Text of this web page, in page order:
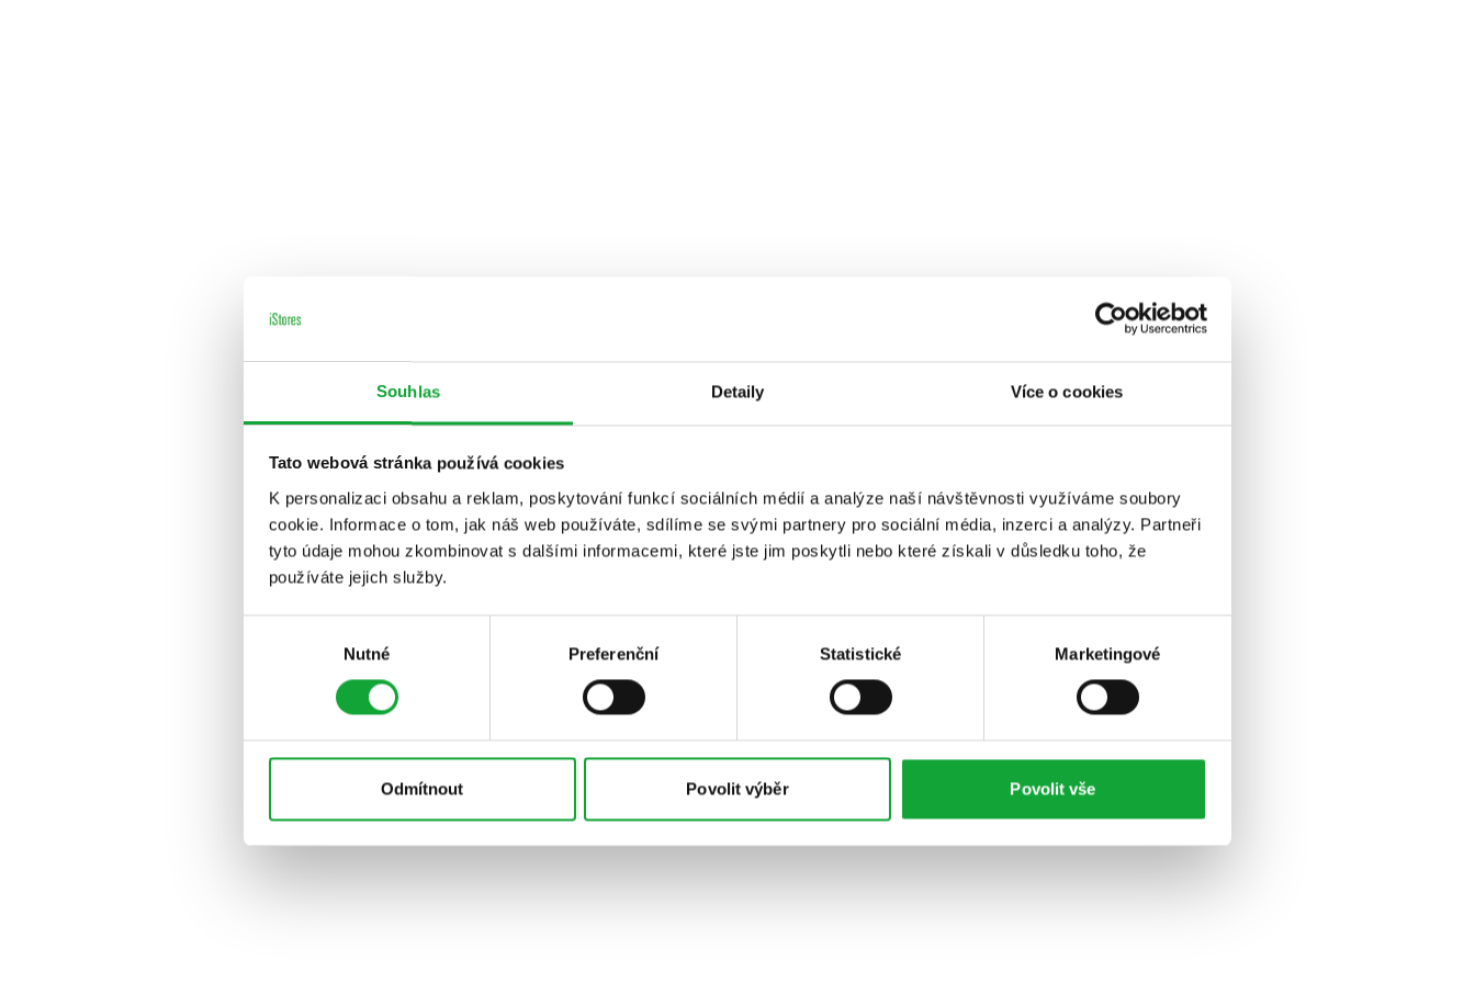
Souhlas Detaily Více o cookies
Tato webová stránka používá cookies
K personalizaci obsahu a reklam, poskytování funkcí sociálních médií a analýze naší návštěvnosti využíváme soubory
cookie. Informace o tom, jak náš web používáte, sdílíme se svými partnery pro sociální média, inzerci a analýzy. Partneři
tyto údaje mohou zkombinovat s dalšími informacemi, které jste jim poskytli nebo které získali v důsledku toho, že
používáte jejich služby.
Nutné Preferenční Statistické Marketingové
Odmítnout Povolit výběr Povolit vše